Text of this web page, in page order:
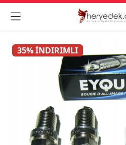

35% İNDIRIMLI